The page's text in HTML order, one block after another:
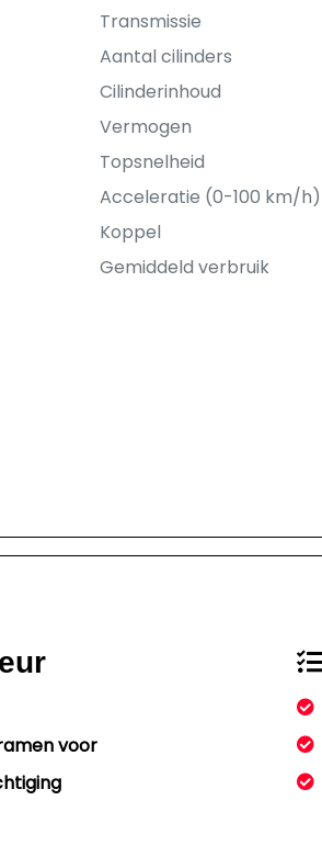
Transmissie
Aantal cilinders
Cilinderinhoud
Vermogen
Topsnelheid
Acceleratie (0-100 km/h)
Koppel
Gemiddeld verbruik
voor